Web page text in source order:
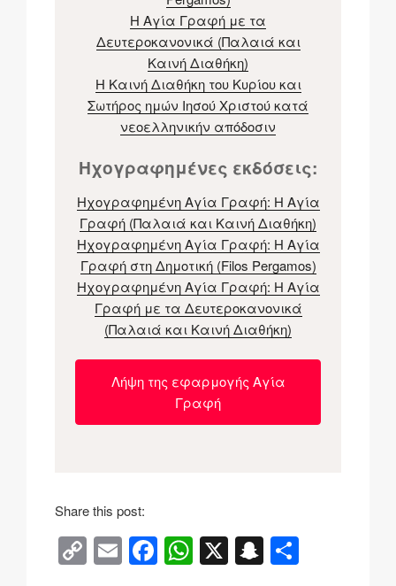
Η Αγία Γραφή με τα
Δευτεροκανονικά (Παλαιά και
Καινή Διαθήκη)
Η Καινή Διαθήκη του Κυρίου και
Σωτήρος ημών Ιησού Χριστού κατά
νεοελληνικήν απόδοσιν
Ηχογραφημένες εκδόσεις:
Ηχογραφημένη Αγία Γραφή: Η Αγία
Γραφή (Παλαιά και Καινή Διαθήκη)
Ηχογραφημένη Αγία Γραφή: H Αγία
Γραφή στη Δημοτική (Filos Pergamos)
Ηχογραφημένη Αγία Γραφή: Η Αγία
Γραφή με τα Δευτεροκανονικά
(Παλαιά και Καινή Διαθήκη)
Λήψη της εφαρμογής Αγία
Γραφή
Share this post:
C E F W X S